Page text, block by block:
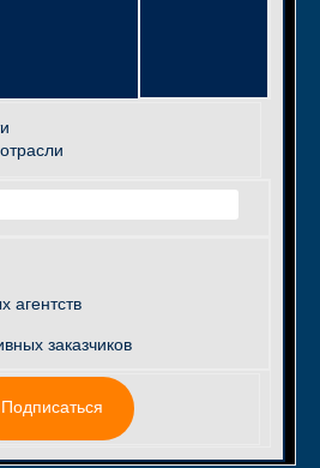
агентств
заказчиков
Подписаться